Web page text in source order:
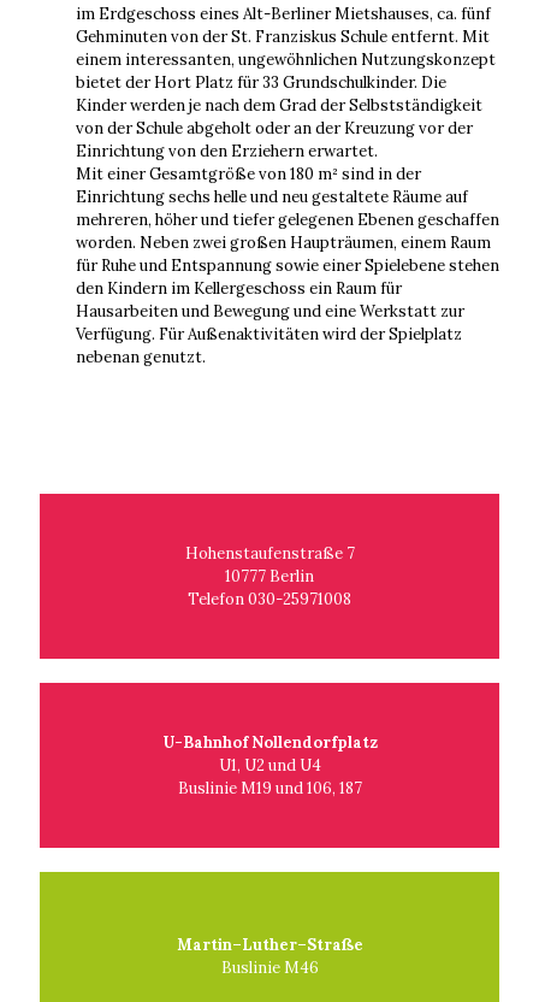
im Erdgeschoss eines Alt-Berliner Mietshauses, ca. fünf
Gehminuten von der St. Franziskus Schule entfernt. Mit
einem interessanten, ungewöhnlichen Nutzungskonzept
bietet der Hort Platz für 33 Grundschulkinder. Die
Kinder werden je nach dem Grad der Selbstständigkeit
von der Schule abgeholt oder an der Kreuzung vor der
Einrichtung von den Erziehern erwartet.
Mit einer Gesamtgröße von 180 m² sind in der
Einrichtung sechs helle und neu gestaltete Räume auf
mehreren, höher und tiefer gelegenen Ebenen geschaffen
worden. Neben zwei großen Haupträumen, einem Raum
für Ruhe und Entspannung sowie einer Spielebene stehen
den Kindern im Kellergeschoss ein Raum für
Hausarbeiten und Bewegung und eine Werkstatt zur
Verfügung. Für Außenaktivitäten wird der Spielplatz
nebenan genutzt.
Hohenstaufenstraße 7
10777 Berlin
Telefon 030-25971008
U-Bahnhof Nollendorfplatz
U1, U2 und U4
Buslinie M19 und 106, 187
Martin–Luther–Straße
Buslinie M46